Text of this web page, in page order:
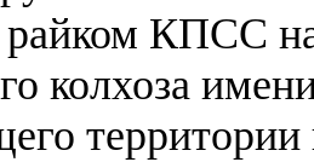
КПСС
колхоза